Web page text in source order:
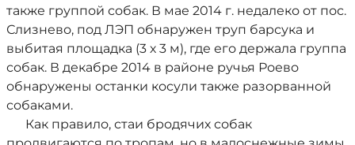
также группой собак. В мае 2014 г. недалеко от пос.
Слизнево, под ЛЭП обнаружен труп барсука и
выбитая площадка (3 х 3 м), где его держала группа
собак. В декабре 2014 в районе ручья Роево
обнаружены останки косули также разорванной
собаками.
Как правило, стаи бродячих собак